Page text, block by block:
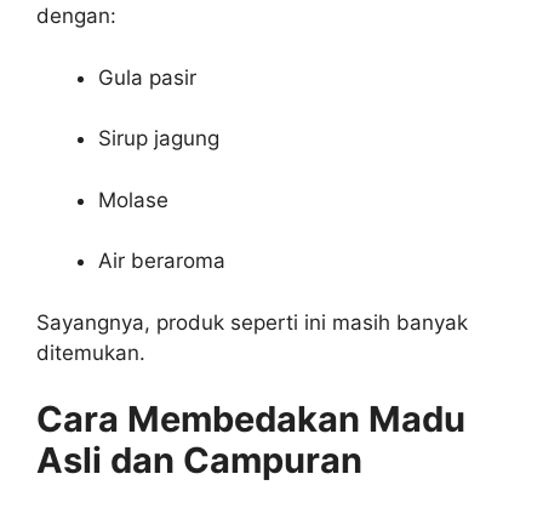
dengan:
Gula pasir
Sirup jagung
Molase
Air beraroma
Sayangnya, produk seperti ini masih banyak
ditemukan.
Cara Membedakan Madu
Asli dan Campuran